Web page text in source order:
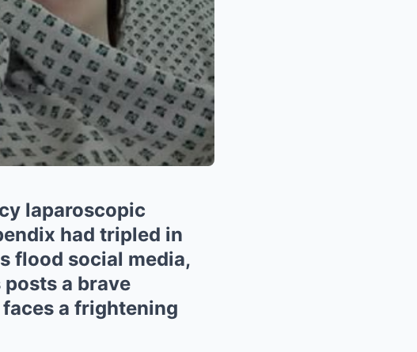
laparoscopic
had tripled in
flood social media,
a brave
a frightening